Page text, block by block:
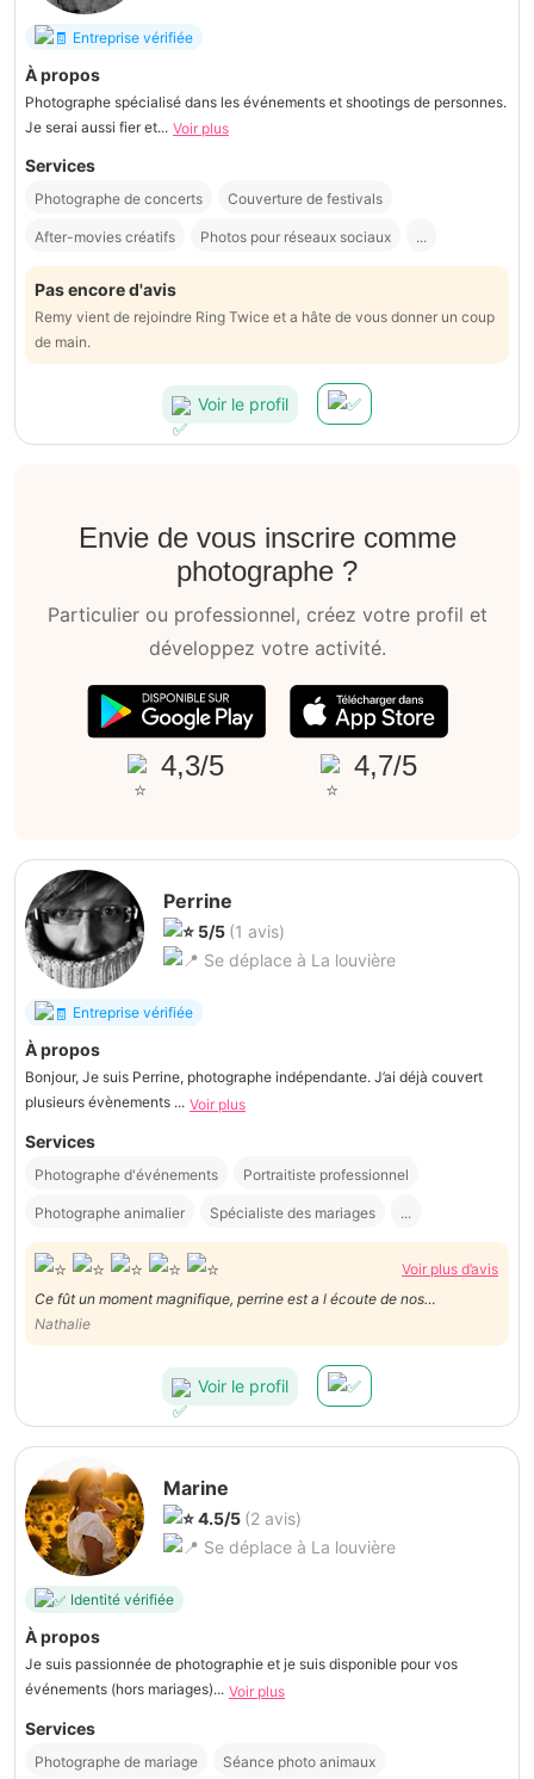
Entreprise vérifiée
À propos
Photographe spécialisé dans les événements et shootings de personnes.
Je serai aussi fier et... Voir plus
Services
Photographe de concerts Couverture de festivals
After-movies créatifs Photos pour réseaux sociaux ...
Pas encore d'avis
Remy vient de rejoindre Ring Twice et a hâte de vous donner un coup
de main.
Voir le profil
Envie de vous inscrire comme
photographe ?
Particulier ou professionnel, créez votre profil et
développez votre activité.
4,3/5 4,7/5
Perrine
5/5 (1 avis)
Se déplace à La louvière
Entreprise vérifiée
À propos
Bonjour, Je suis Perrine, photographe indépendante. J’ai déjà couvert
plusieurs évènements ... Voir plus
Services
Photographe d'événements Portraitiste professionnel
Photographe animalier Spécialiste des mariages ...
Voir plus d’avis
Ce fût un moment magnifique, perrine est a l écoute de nos
demandes, elle a pris vraiment son temps pour qu on puisse passer un
super moment en famille, je la recommande à 200 pour 100, merci
pour ce bel après-midi
Nathalie
Voir le profil
Marine
4.5/5 (2 avis)
Se déplace à La louvière
Identité vérifiée
À propos
Je suis passionnée de photographie et je suis disponible pour vos
événements (hors mariages)... Voir plus
Services
Photographe de mariage Séance photo animaux